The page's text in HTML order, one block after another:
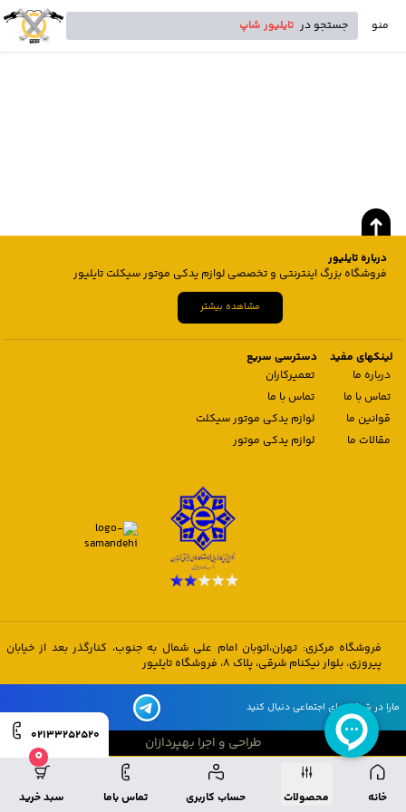
منو جستجو در تایلیور شاپ
خانه محصولات حساب کاربری تماس باما
0
سبد خرید
02133252520
درباره تایلیور
فروشگاه بزرگ اینترنتی و تخصصی لوازم یدکی موتور سیکلت تایلیور
مشاهده بیشتر
لینکهای مفید
درباره ما
تماس با ما
قوانین ما
مقالات ما
دسترسی سریع
تعمیرکاران
تماس با ما
لوازم یدکی موتور سیکلت
لوازم یدکی موتور
فروشگاه مرکزی: تهران،اتوبان امام علی شمال به جنوب، کنارگذر بعد از خیابان
پیروزی، بلوار نیکنام شرقی، پلاک 8، فروشگاه تایلیور
مارا در شبکه های اجتماعی دنبال کنید
طراحی و اجرا بهپردازان
طراحی و اجرا بهپردازان